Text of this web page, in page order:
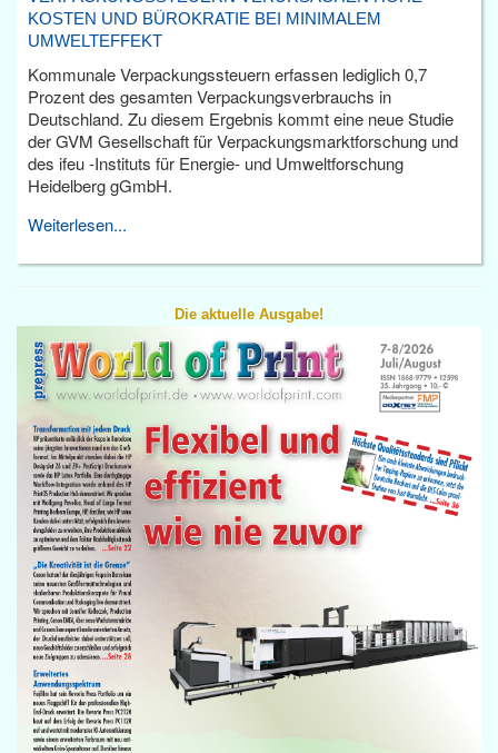
KOSTEN UND BÜROKRATIE BEI MINIMALEM
UMWELTEFFEKT
Kommunale Verpackungssteuern erfassen lediglich 0,7
Prozent des gesamten Verpackungsverbrauchs in
Deutschland. Zu diesem Ergebnis kommt eine neue Studie
der GVM Gesellschaft für Verpackungsmarktforschung und
des ifeu -Instituts für Energie- und Umweltforschung
Heidelberg gGmbH.
Weiterlesen...
Die aktuelle Ausgabe!